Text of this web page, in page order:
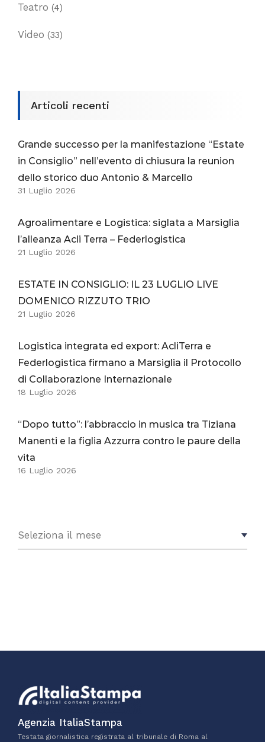
Teatro (4)
Video (33)
Articoli recenti
Grande successo per la manifestazione “Estate
in Consiglio” nell’evento di chiusura la reunion
dello storico duo Antonio & Marcello
31 Luglio 2026
Agroalimentare e Logistica: siglata a Marsiglia
l’alleanza Acli Terra – Federlogistica
21 Luglio 2026
ESTATE IN CONSIGLIO: IL 23 LUGLIO LIVE
DOMENICO RIZZUTO TRIO
21 Luglio 2026
Logistica integrata ed export: AcliTerra e
Federlogistica firmano a Marsiglia il Protocollo
di Collaborazione Internazionale
18 Luglio 2026
“Dopo tutto”: l’abbraccio in musica tra Tiziana
Manenti e la figlia Azzurra contro le paure della
vita
16 Luglio 2026
Agenzia ItaliaStampa
Testata giornalistica registrata al tribunale di Roma al